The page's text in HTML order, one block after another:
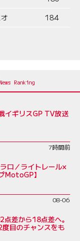
184
ギリスGP TV放送
7時間前
ロ／ライトレール×
MotoGP】
08-06
差から18点差へ。
目のチャンスをも